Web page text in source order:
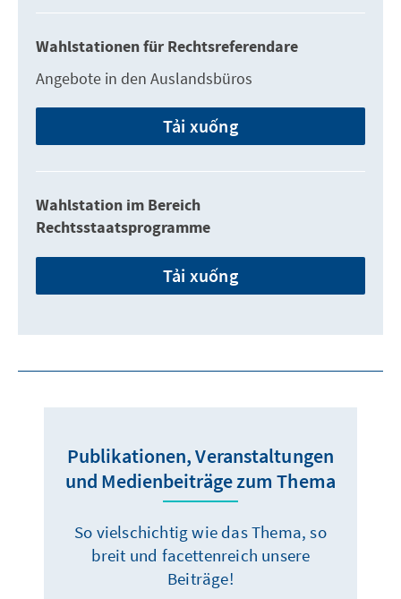
Wahlstationen für Rechtsreferendare
Angebote in den Auslandsbüros
Tải xuống
Wahlstation im Bereich
Rechtsstaatsprogramme
Tải xuống
Publikationen, Veranstaltungen
und Medienbeiträge zum Thema
So vielschichtig wie das Thema, so
breit und facettenreich unsere
Beiträge!